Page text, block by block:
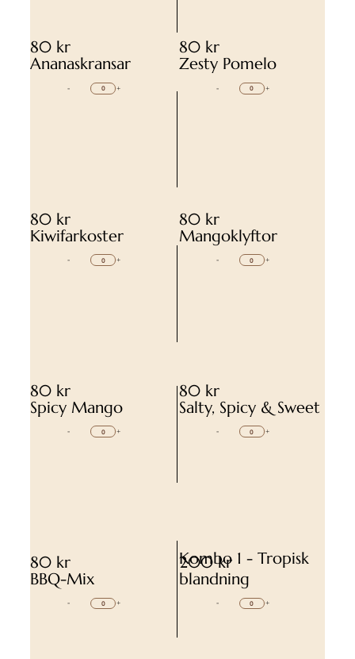
80 kr
Ananaskransar
- +
80 kr
Zesty Pomelo
- +
80 kr
Kiwifarkoster
- +
80 kr
Mangoklyftor
- +
80 kr
Spicy Mango
- +
80 kr
Salty, Spicy & Sweet
- +
80 kr
BBQ-Mix
- +
200 kr
Kombo 1 - Tropisk
blandning
- +